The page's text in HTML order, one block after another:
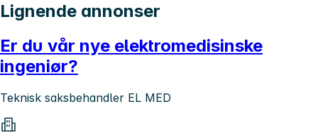
Lignende annonser
Er du vår nye elektromedisinske
ingeniør?
Teknisk saksbehandler EL MED